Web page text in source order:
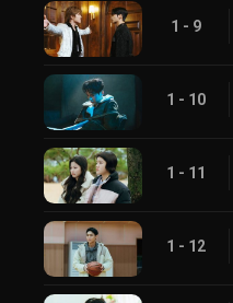
1 - 9
1 - 10
1 - 11
1 - 12